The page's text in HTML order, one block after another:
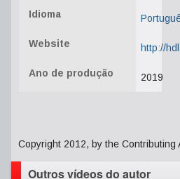
Idioma
Website http://
Ano de produção 2019
Copyright 2012, by the Contributing
Outros vídeos do autor